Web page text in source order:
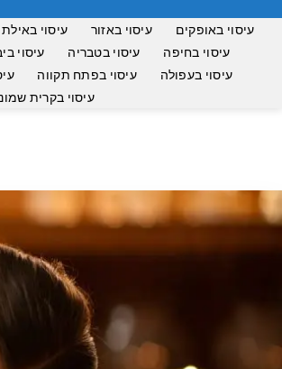
עיסוי באופקים עיסוי באזור עיסוי באילת
עיסוי בחיפה
עיסוי בטבריה עיסוי
עיסוי בעפולה
עיסוי בפתח תקווה
עיסוי בקרית